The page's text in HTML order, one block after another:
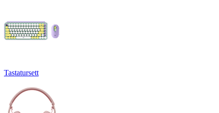
Tastatursett